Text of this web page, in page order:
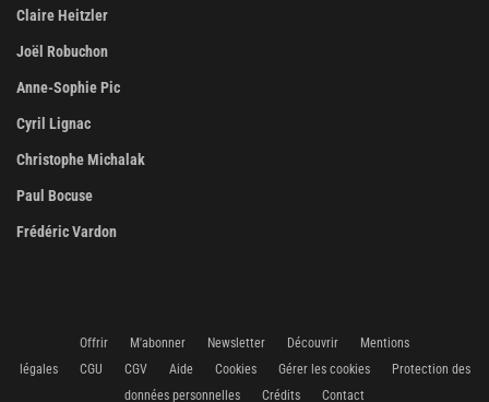
Claire Heitzler
Joël Robuchon
Anne-Sophie Pic
Cyril Lignac
Christophe Michalak
Paul Bocuse
Frédéric Vardon
Offrir M'abonner Newsletter Découvrir
Mentions
légales
CGU CGV Aide Cookies Gérer les cookies
Protection des
données personnelles
Crédits Contact